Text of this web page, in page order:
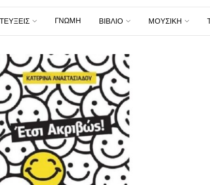
ΓΝΩΜΗ ΒΙΒΛΙΟ ΜΟΥΣΙΚΗ